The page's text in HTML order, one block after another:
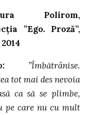
Polirom,
”Ego. Proză”,
”Îmbătrânise.
tot mai des nevoia
ca să se plimbe,
pe care nu cu mult